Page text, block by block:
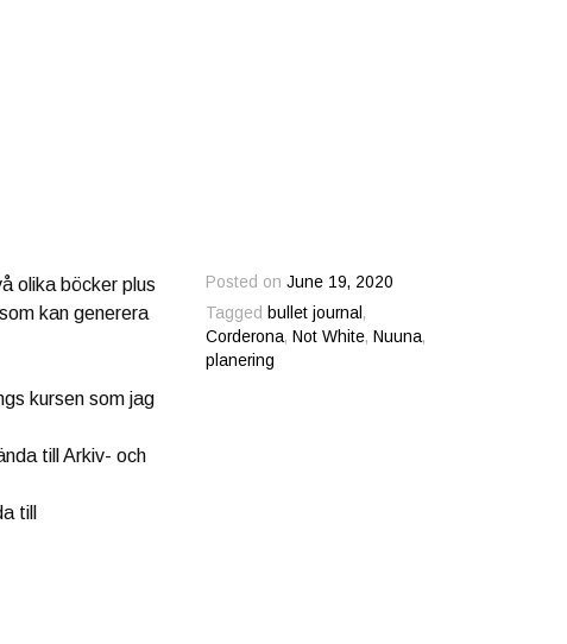
Posted onJune 19, 2020
Tagged bullet journal ,
Corderona, Not White, Nuuna,
planering
olika böcker plus
kan generera
kursen som jag
till Arkiv- och
till